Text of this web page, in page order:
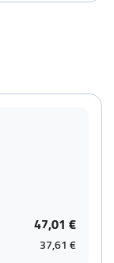
47,01 €
37,61 €